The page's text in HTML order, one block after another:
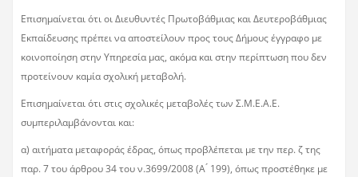
Επισημαίνεται ότι οι Διευθυντές Πρωτοβάθμιας και Δευτεροβάθμιας
Εκπαίδευσης πρέπει να αποστείλουν προς τους Δήμους έγγραφο με
κοινοποίηση στην Υπηρεσία μας, ακόμα και στην περίπτωση που δεν
προτείνουν καμία σχολική μεταβολή.
Επισημαίνεται ότι στις σχολικές μεταβολές των Σ.Μ.Ε.Α.Ε.
συμπεριλαμβάνονται και:
α) αιτήματα μεταφοράς έδρας, όπως προβλέπεται με την περ. ζ της
παρ. 7 του άρθρου 34 του ν.3699/2008 (Α ́ 199), όπως προστέθηκε με